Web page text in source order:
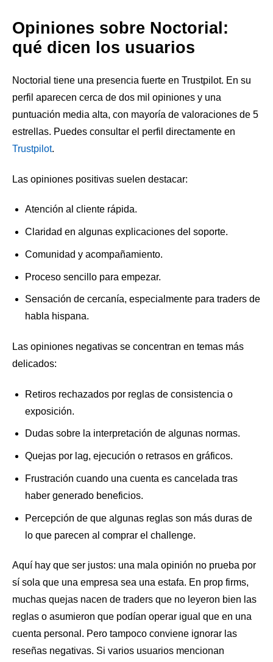
Opiniones sobre Noctorial:
qué dicen los usuarios
Noctorial tiene una presencia fuerte en Trustpilot. En su
perfil aparecen cerca de dos mil opiniones y una
puntuación media alta, con mayoría de valoraciones de 5
estrellas. Puedes consultar el perfil directamente en
Trustpilot.
Las opiniones positivas suelen destacar:
Atención al cliente rápida.
Claridad en algunas explicaciones del soporte.
Comunidad y acompañamiento.
Proceso sencillo para empezar.
Sensación de cercanía, especialmente para traders de
habla hispana.
Las opiniones negativas se concentran en temas más
delicados:
Retiros rechazados por reglas de consistencia o
exposición.
Dudas sobre la interpretación de algunas normas.
Quejas por lag, ejecución o retrasos en gráficos.
Frustración cuando una cuenta es cancelada tras
haber generado beneficios.
Percepción de que algunas reglas son más duras de
lo que parecen al comprar el challenge.
Aquí hay que ser justos: una mala opinión no prueba por
sí sola que una empresa sea una estafa. En prop firms,
muchas quejas nacen de traders que no leyeron bien las
reglas o asumieron que podían operar igual que en una
cuenta personal. Pero tampoco conviene ignorar las
reseñas negativas. Si varios usuarios mencionan